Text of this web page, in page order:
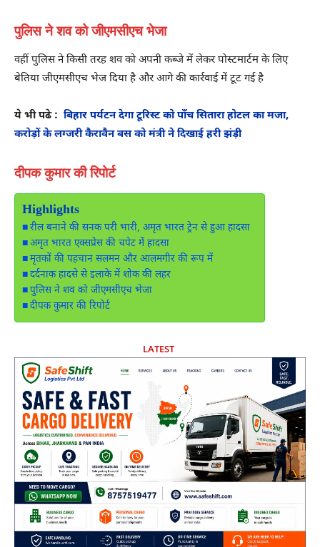
पुलिस ने शव को जीएमसीएच भेजा
वहीं पुलिस ने किसी तरह शव को अपनी कब्जे में लेकर पोस्टमार्टम के लिए
बेतिया जीएमसीएच भेज दिया है और आगे की कार्रवाई में टूट गई है
ये भी पढे : बिहार पर्यटन देगा टूरिस्ट को पाँच सितारा होटल का मजा,
करोड़ों के लग्जरी कैरावैन बस को मंत्री ने दिखाई हरी झंड़ी
दीपक कुमार की रिपोर्ट
Highlights
रील बनाने की सनक परी भारी, अमृत भारत ट्रेन से हुआ हादसा
अमृत भारत एक्सप्रेस की चपेट में हादसा
मृतकों की पहचान सलमन और आलमगीर की रूप में
दर्दनाक हादसे से इलाके में शोक की लहर
पुलिस ने शव को जीएमसीएच भेजा
दीपक कुमार की रिपोर्ट
LATEST